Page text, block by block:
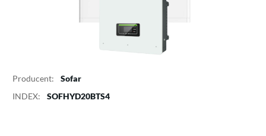
Producent:
Sofar
INDEX:
SOFHYD20BTS4